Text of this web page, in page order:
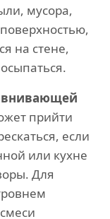
мусора,
на стене,
прийти
если
или кухне
Для